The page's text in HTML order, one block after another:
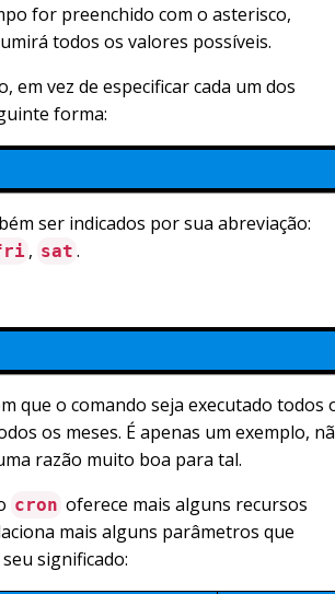
for preenchido com o asterisco,
todos os valores possíveis.
em vez de especificar cada um dos
forma:
ser indicados por sua abreviação:
, sat .
que o comando seja executado todos
os meses. É apenas um exemplo,
razão muito boa para tal.
cron oferece mais alguns recursos
mais alguns parâmetros que
significado: